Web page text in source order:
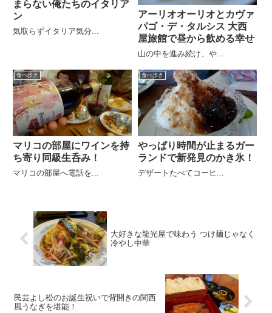
まらない俺たちのイタリア
ン
気取らずイタリア気分...
アーリオオーリオとカヴァ
パゴ・デ・タルシス 大西
屋旅館で昼から飲める幸せ
山の中を進み続け、や...
食べ歩き
マリコの部屋にワインを持
ち寄り同級生呑み！
マリコの部屋へ電話を...
食べ歩き
やっぱり時間が止まるガー
ランドで新発見のかき氷！
デザートたべてコーヒ...
大好きな龍光屋で味わう つけ麺じゃなく
冷やし中華
民芸よし松のお誕生祝いで背開きの関西
風うなぎを堪能！